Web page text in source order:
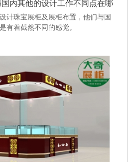
内其他的设计工作不同点在哪
计珠宝展柜及展柜布置，他们与国
有着截然不同的感觉。